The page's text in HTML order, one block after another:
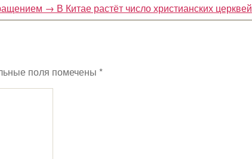
→ В Китае растёт число христианских церквей
поля помечены *